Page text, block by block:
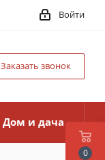
Войти
Заказать звонок
Дом и дача
0